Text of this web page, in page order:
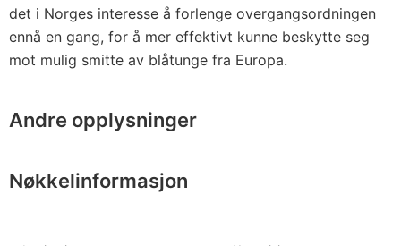
det i Norges interesse å forlenge overgangsordningen
ennå en gang, for å mer effektivt kunne beskytte seg
mot mulig smitte av blåtunge fra Europa.
Andre opplysninger
Nøkkelinformasjon